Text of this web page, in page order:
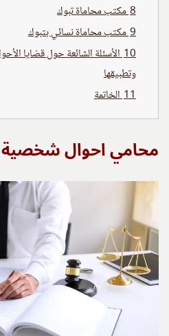
8مكتب محاماة تبوك
9مكتب محاماة نسائي بتبوك
10الأسئلة الشائعة حول قضايا
وتطبيقها
11الخاتمة
محامي احوال